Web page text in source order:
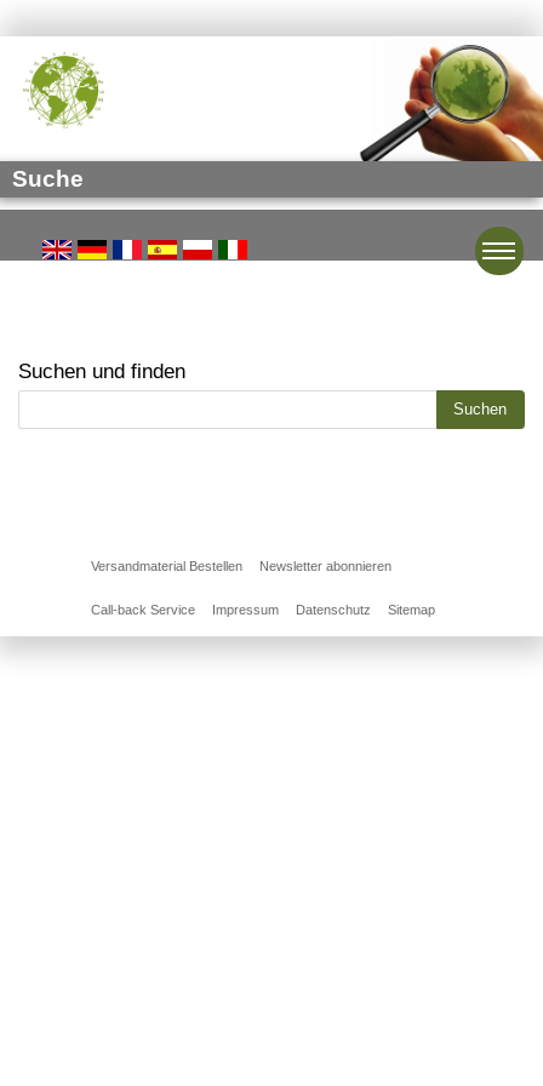
Suche
Suchen und finden
Suchformular
Versandmaterial Bestellen Newsletter abonnieren
Call-back Service Impressum Datenschutz Sitemap